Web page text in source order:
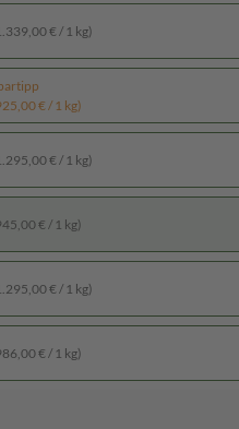
€ / 1 kg)
€ / 1 kg)
€ / 1 kg)
€ / 1 kg)
€ / 1 kg)
€ / 1 kg)